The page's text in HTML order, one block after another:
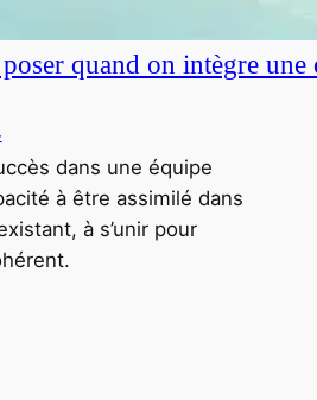
quand on intègre
dans une équipe
à être assimilé dans
à s’unir pour